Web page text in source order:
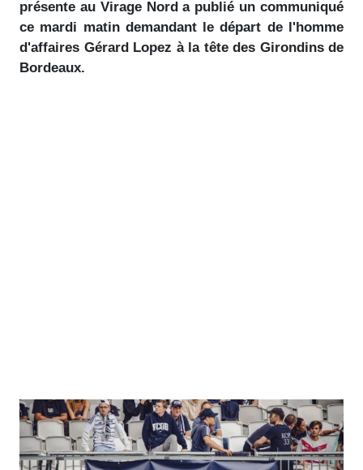
présente au Virage Nord a publié un communiqué
ce mardi matin demandant le départ de l'homme
d'affaires Gérard Lopez à la tête des Girondins de
Bordeaux.